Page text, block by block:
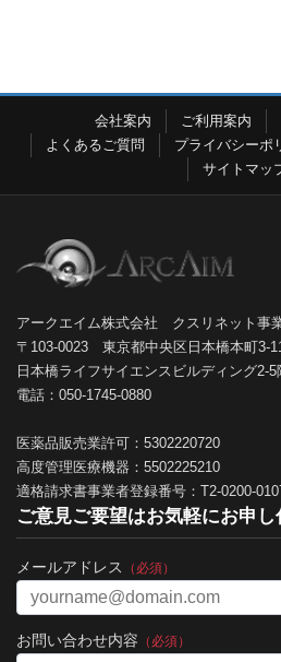
会社案内 ご利用案内
よくあるご質問
プライバシーポ
サイトマッ
アークエイム株式会社 クスリネット事
〒103-0023 東京都中央区日本橋本町3-
日本橋ライフサイエンスビルディング2-5
電話：050-1745-0880
医薬品販売業許可：5302220720
高度管理医療機器：5502225210
適格請求書事業者登録番号：T2-0200-
ご意見ご要望はお気軽にお申
メールアドレス （必須）
お問い合わせ内容 （必須）